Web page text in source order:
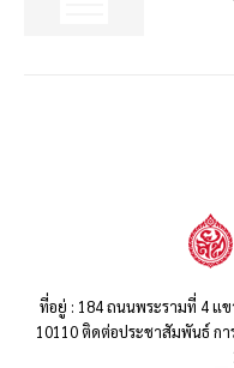
ที่อยู่ : 184 ถนนพระรามที่ 4 แข
10110 ติดต่อประชาสัมพันธ์ กา